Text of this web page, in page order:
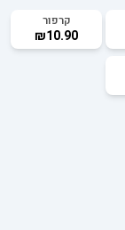
קרפור
₪10.90